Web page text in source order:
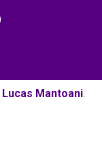
Lucas Mantoani.